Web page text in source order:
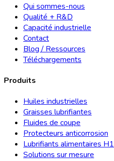
Qui sommes-nous
Qualité + R&D
Capacité industrielle
Contact
Blog / Ressources
Téléchargements
Produits
Huiles industrielles
Graisses lubrifiantes
Fluides de coupe
Protecteurs anticorrosion
Lubrifiants alimentaires H1
Solutions sur mesure